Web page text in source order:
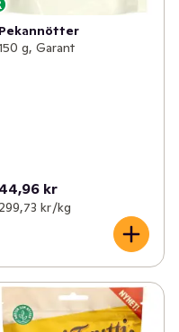
Pekannötter
g, Garant
44,96 kr
299,73 kr /kg